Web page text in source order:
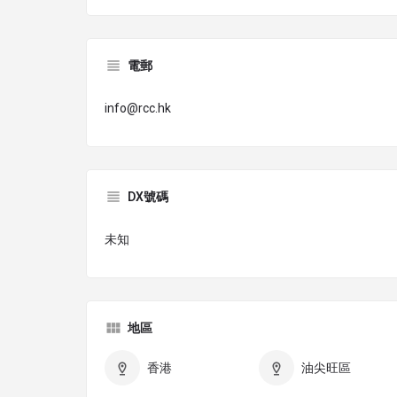
電郵
info@rcc.hk
DX號碼
未知
地區
香港 油尖旺區